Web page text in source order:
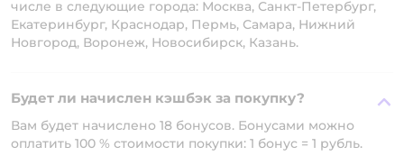
числе в следующие города: Москва, Санкт-Петербург,
Екатеринбург, Краснодар, Пермь, Самара, Нижний
Новгород, Воронеж, Новосибирск, Казань.
Будет ли начислен кэшбэк за покупку?
Вам будет начислено 18 бонусов. Бонусами можно
оплатить 100 % стоимости покупки: 1 бонус = 1 рубль.